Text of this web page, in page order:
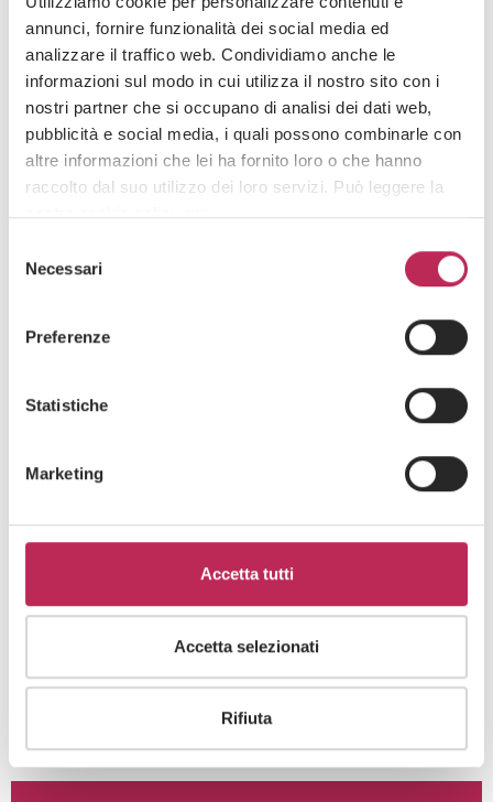
annunci, fornire funzionalità dei social media ed
analizzare il traffico web. Condividiamo anche le
informazioni sul modo in cui utilizza il nostro sito con i
nostri partner che si occupano di analisi dei dati web,
pubblicità e social media, i quali possono combinarle con
altre informazioni che lei ha fornito loro o che hanno
raccolto dal suo utilizzo dei loro servizi. Può leggere la
nostra cookie policyqui.
Attenzione: chiudendo questo banner, cliccando in
un’area sottostante o accedendo ad un’altra pagina del
delNecessari
Preferenze
Statistiche
Marketing
Accetta tutti
Accetta selezionati
Rifiuta
Newsletter
Area di interesse
Cliccando su "iscriviti" dichiari di aver preso visione
dell'
NewsESG
23 · 10 · 2024
Managing sustainable supply chains
See all +